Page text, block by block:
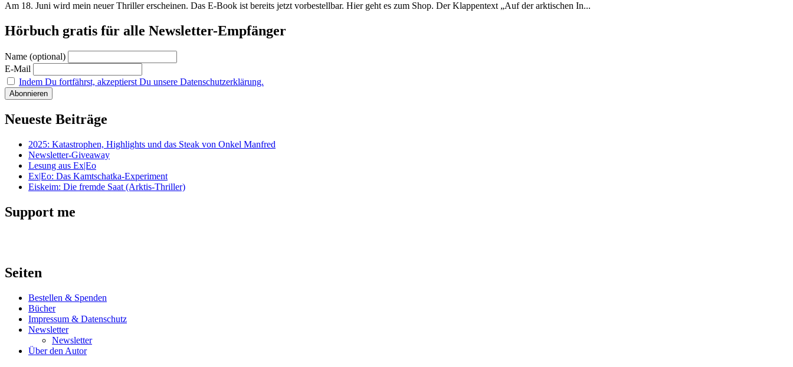
Am 18. Juni wird mein neuer Thriller erscheinen. Das E-Book ist bereits jetzt vorbestellbar. Hier geht es zum Shop. Der Klappentext „Auf der arktischen In...
Hörbuch gratis für alle Newsletter-Empfänger
Name (optional)
E-Mail
Indem Du fortfährst, akzeptierst Du unsere Datenschutzerklärung.
Neueste Beiträge
2025: Katastrophen, Highlights und das Steak von Onkel Manfred
Newsletter-Giveaway
Lesung aus Ex|Eo
Ex|Eo: Das Kamtschatka-Experiment
Eiskeim: Die fremde Saat (Arktis-Thriller)
Support me
Seiten
Bestellen & Spenden
Bücher
Impressum & Datenschutz
Newsletter
Newsletter
Über den Autor